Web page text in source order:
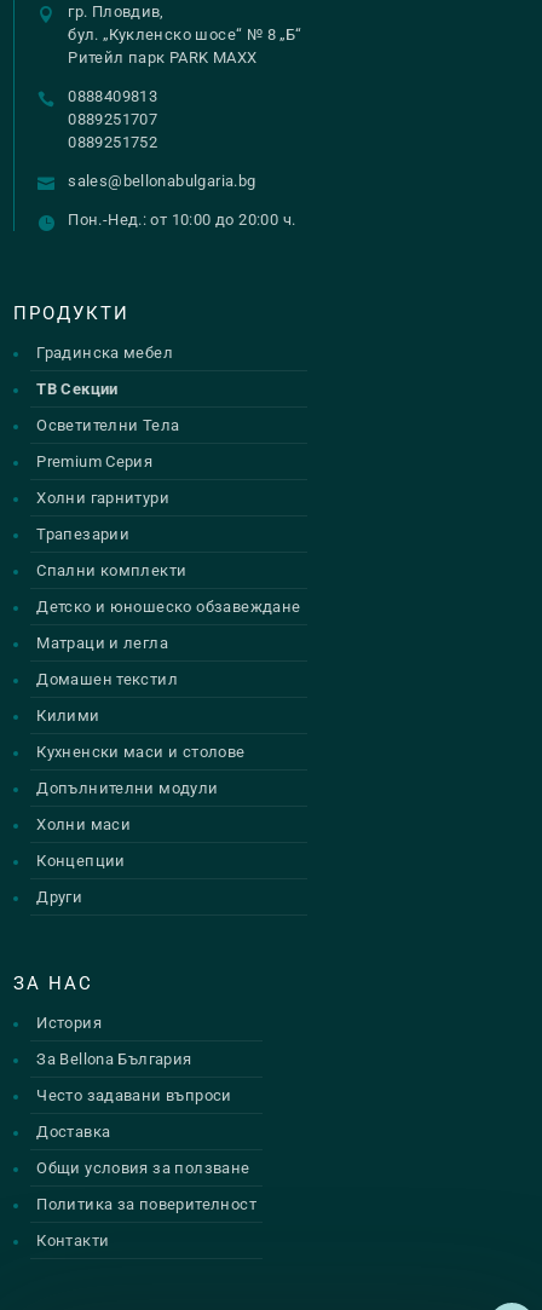
гр. Пловдив,
бул. „Кукленско шосе“ № 8 „Б“
Ритейл парк PARK MAXX
0888409813
0889251707
0889251752
sales@bellonabulgaria.bg
Пон.-Нед.: от 10:00 до 20:00 ч.
ПРОДУКТИ
Градинска мебел
ТВ Секции
Осветителни Тела
Premium Серия
Холни гарнитури
Трапезарии
Спални комплекти
Детско и юношеско обзавеждане
Матраци и легла
Домашен текстил
Килими
Кухненски маси и столове
Допълнителни модули
Холни маси
Концепции
Други
ЗА НАС
История
За Bellona България
Често задавани въпроси
Доставка
Общи условия за ползване
Политика за поверителност
Контакти